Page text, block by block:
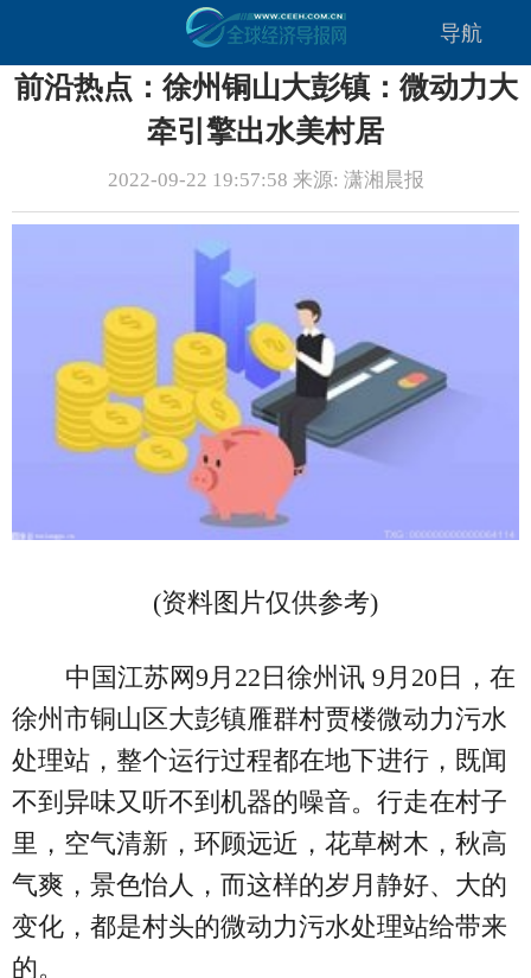
导航
前沿热点：徐州铜山大彭镇：微动力大
牵引擎出水美村居
2022-09-22 19:57:58 来源: 潇湘晨报
(资料图片仅供参考)
中国江苏网9月22日徐州讯 9月20日，在
徐州市铜山区大彭镇雁群村贾楼微动力污水
处理站，整个运行过程都在地下进行，既闻
不到异味又听不到机器的噪音。行走在村子
里，空气清新，环顾远近，花草树木，秋高
气爽，景色怡人，而这样的岁月静好、大的
变化，都是村头的微动力污水处理站给带来
的。